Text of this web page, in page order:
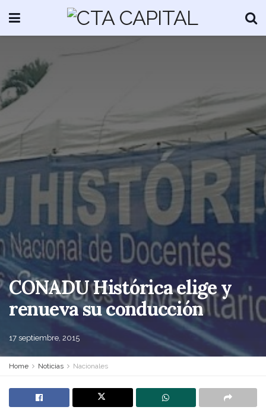
CONADU Histórica elige y
renueva su conducción
17 septiembre, 2015
Home Noticias Nacionales